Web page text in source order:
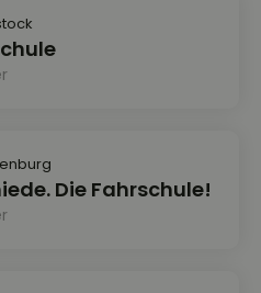
Die Fahrschule!